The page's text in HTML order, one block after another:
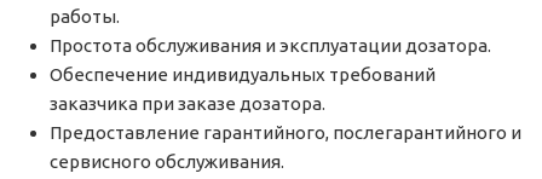
работы.
Простота обслуживания и эксплуатации дозатора.
Обеспечение индивидуальных требований
заказчика при заказе дозатора.
Предоставление гарантийного, послегарантийного и
сервисного обслуживания.